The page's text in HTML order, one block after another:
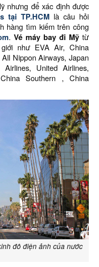
nhưng để xác định được
tại TP.HCM là câu hỏi
hàng tìm kiếm trên công
. Vé máy bay đi Mỹ từ
như EVA Air, China
Nippon Airways, Japan
United Airlines,
Southern , China
đô điện ảnh của nước